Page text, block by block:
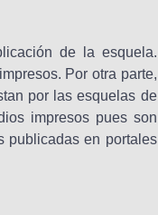
de la esquela.
Por otra parte,
por las esquelas de
impresos pues son
publicadas en portales